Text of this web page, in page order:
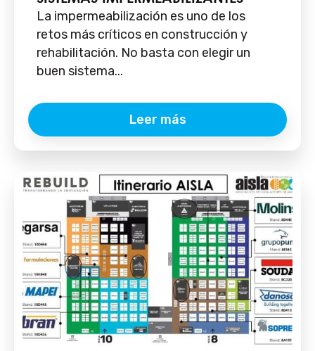
La impermeabilización es uno de los
retos más críticos en construcción y
rehabilitación. No basta con elegir un
buen sistema...
Leer más